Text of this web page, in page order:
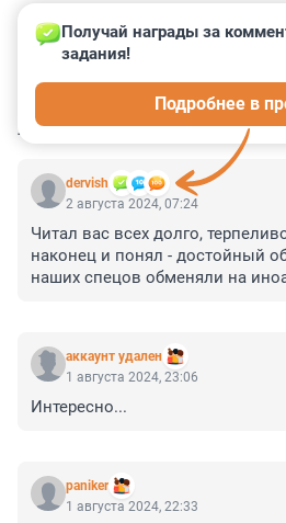
КОММЕНТАРИИ 13
dervish
Получай награды за
задания!
Подробнее в
2 августа 2024, 07:24
Читал вас всех долго,
наконец и понял - достойный
наших спецов обменяли на
аккаунт удален
1 августа 2024, 23:06
Интересно...
paniker
1 августа 2024, 22:33